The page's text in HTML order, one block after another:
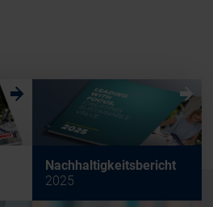
w
Nachhaltigkeitsbericht
2025
w